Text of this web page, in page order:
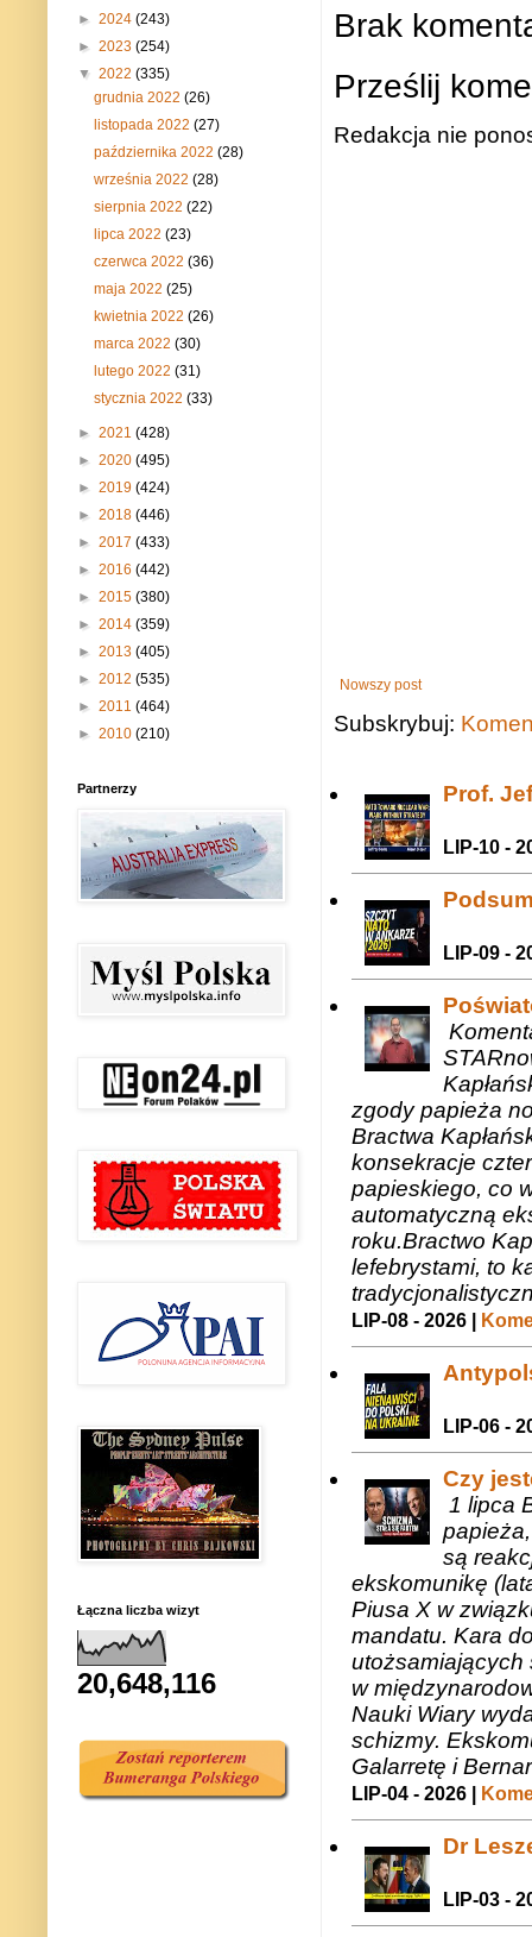
Brak
Prześlij
Redakcja nie
Nowszy post
Subskrybuj:
Prof.
LIP-10 -
LIP-09 -
zgody papieża
Bractwa
konsekracje
papieskiego, co
automatyczną
roku.Bractwo
lefebrystami, to
LIP-08 - 2026 |
LIP-06 -
Czy
1 lipca
są
ekskomunikę
Piusa X w
mandatu. Kara
utożsamiających
w
Nauki Wiary
schizmy.
Galarretę i
LIP-04 - 2026 |
Dr
LIP-03 -
► 2024 (243)
► 2023 (254)
▼ 2022 (335)
grudnia 2022(26)
listopada 2022(27)
października 2022(28)
września 2022(28)
sierpnia 2022(22)
lipca 2022(23)
czerwca 2022(36)
maja 2022(25)
kwietnia 2022(26)
marca 2022(30)
lutego 2022(31)
stycznia 2022(33)
► 2021 (428)
► 2020 (495)
► 2019 (424)
► 2018 (446)
► 2017 (433)
► 2016 (442)
► 2015 (380)
► 2014 (359)
► 2013 (405)
► 2012 (535)
► 2011 (464)
► 2010 (210)
Partnerzy
Łączna liczba wizyt
20,648,116